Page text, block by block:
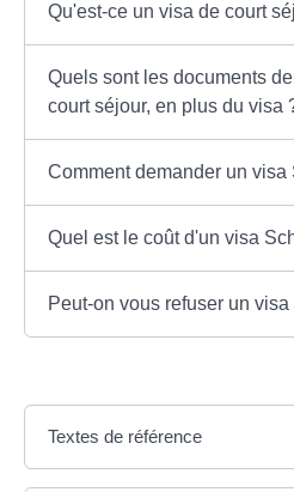
Qu'est-ce un visa de court
Quels sont les documents
court séjour, en plus du visa
Comment demander un visa
Quel est le coût d'un visa
Peut-on vous refuser un
Textes de référence